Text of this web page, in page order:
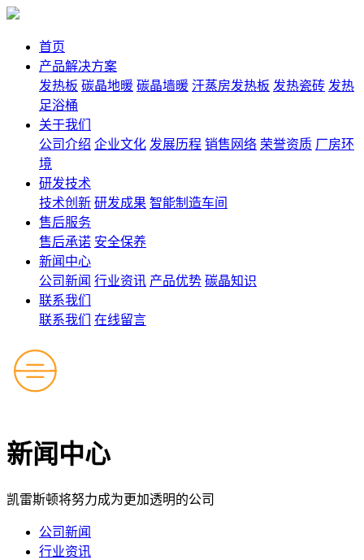
首页
产品解决方案
发热板 碳晶地暖 碳晶墙暖 汗蒸房发热板 发热瓷砖 发热
足浴桶
关于我们
公司介绍 企业文化 发展历程 销售网络 荣誉资质 厂房环
境
研发技术
技术创新 研发成果 智能制造车间
售后服务
售后承诺 安全保养
新闻中心
公司新闻 行业资讯 产品优势 碳晶知识
联系我们
联系我们
在线留言
新闻中心
凯雷斯顿将努力成为更加透明的公司
公司新闻
行业资讯